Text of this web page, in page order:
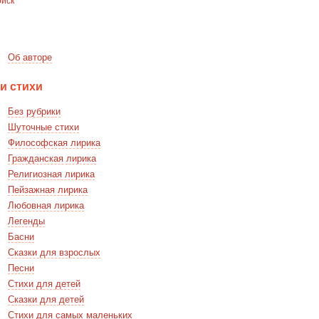
Об авторе
стихи
Без рубрики
Шуточные стихи
Философская лирика
Гражданская лирика
Религиозная лирика
Пейзажная лирика
Любовная лирика
Легенды
Басни
Сказки для взрослых
Песни
Стихи для детей
Сказки для детей
Стихи для самых маленьких